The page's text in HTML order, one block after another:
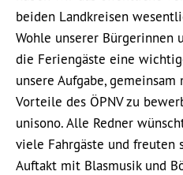
beiden Landkreisen
Wohle unserer Bürgerinnen
die Feriengäste eine
unsere Aufgabe,
Vorteile des ÖPNV zu
unisono. Alle Redner
viele Fahrgäste und freuten
Auftakt mit Blasmusik und